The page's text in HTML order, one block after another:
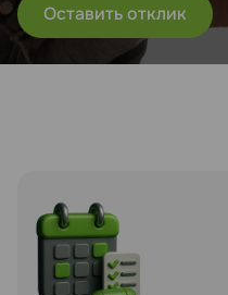
Оставить отклик